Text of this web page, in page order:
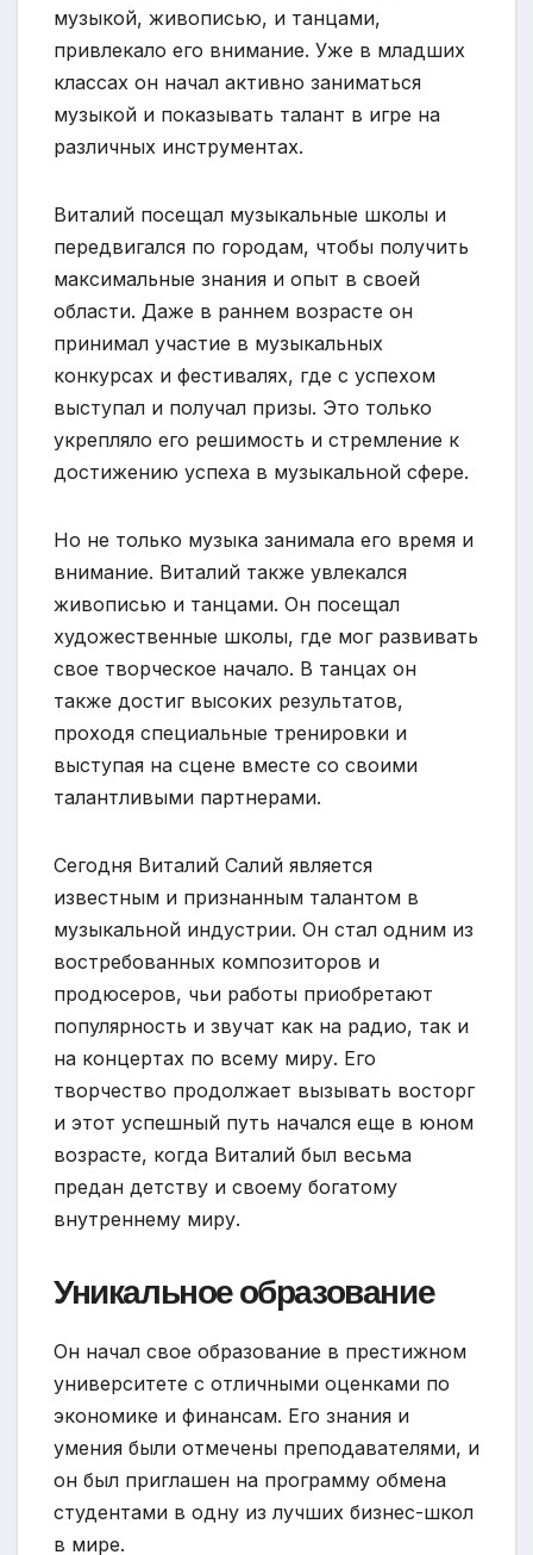
музыкой, живописью, и танцами,
привлекало его внимание. Уже в младших
классах он начал активно заниматься
музыкой и показывать талант в игре на
различных инструментах.
Виталий посещал музыкальные школы и
передвигался по городам, чтобы получить
максимальные знания и опыт в своей
области. Даже в раннем возрасте он
принимал участие в музыкальных
конкурсах и фестивалях, где с успехом
выступал и получал призы. Это только
укрепляло его решимость и стремление к
достижению успеха в музыкальной сфере.
Но не только музыка занимала его время и
внимание. Виталий также увлекался
живописью и танцами. Он посещал
художественные школы, где мог развивать
свое творческое начало. В танцах он
также достиг высоких результатов,
проходя специальные тренировки и
выступая на сцене вместе со своими
талантливыми партнерами.
Сегодня Виталий Салий является
известным и признанным талантом в
музыкальной индустрии. Он стал одним из
востребованных композиторов и
продюсеров, чьи работы приобретают
популярность и звучат как на радио, так и
на концертах по всему миру. Его
творчество продолжает вызывать восторг
и этот успешный путь начался еще в юном
возрасте, когда Виталий был весьма
предан детству и своему богатому
внутреннему миру.
Уникальное образование
Он начал свое образование в престижном
университете с отличными оценками по
экономике и финансам. Его знания и
умения были отмечены преподавателями, и
он был приглашен на программу обмена
студентами в одну из лучших бизнес-школ
в мире.